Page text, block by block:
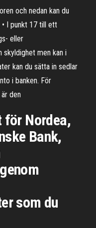
och nedan kan du
• I punkt 17 till ett
eller
skyldighet men kan i
kan du sätta in sedlar
i banken. För
den
Nordea,
Bank,
som du